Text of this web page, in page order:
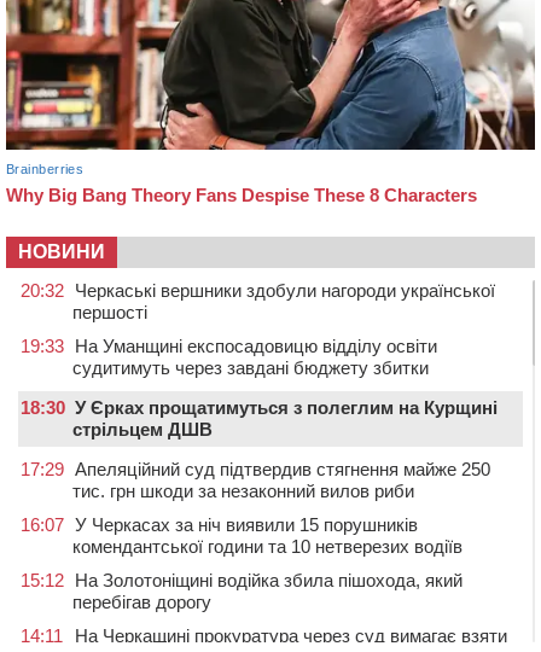
НОВИНИ
20:32 Черкаські вершники здобули нагороди української
першості
19:33 На Уманщині експосадовицю відділу освіти
судитимуть через завдані бюджету збитки
18:30 У Єрках прощатимуться з полеглим на Курщині
стрільцем ДШВ
17:29 Апеляційний суд підтвердив стягнення майже 250
тис. грн шкоди за незаконний вилов риби
16:07 У Черкасах за ніч виявили 15 порушників
комендантської години та 10 нетверезих водіїв
15:12 На Золотоніщині водійка збила пішохода, який
перебігав дорогу
14:11
На Черкащині прокуратура через суд вимагає взяти